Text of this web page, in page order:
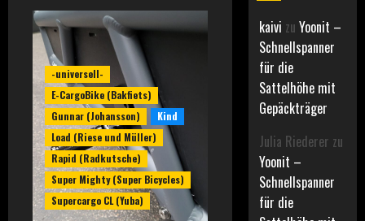
-universell-
E-CargoBike (Bakfiets)
Gunnar (Johansson)
Kind
Load (Riese und Müller)
Rapid (Radkutsche)
Super Mighty (Super Bicycles)
Supercargo CL (Yuba)
kaivi zuYoonit –
Schnellspanner
für die
Sattelhöhe mit
Gepäckträger
Julia Riederer zu
Yoonit –
Schnellspanner
für die